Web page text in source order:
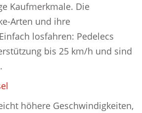
Kaufmerkmale. Die
Arten und ihre
losfahren: Pedelecs
bis 25 km/h und sind
höhere Geschwindigkeiten,